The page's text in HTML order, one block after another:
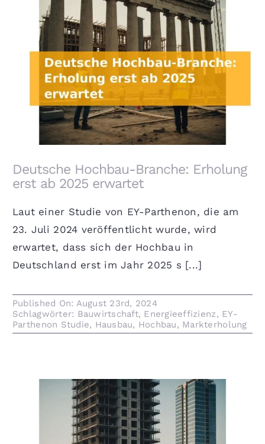
Deutsche Hochbau-Branche: Erholung erst ab
2025 erwartet
Deutsche Hochbau-Branche: Erholung
erst ab 2025 erwartet
Laut einer Studie von EY-Parthenon, die am
23. Juli 2024 veröffentlicht wurde, wird
erwartet, dass sich der Hochbau in
Deutschland erst im Jahr 2025 s [...]
Published On: August 23rd, 2024
Schlagwörter: Bauwirtschaft, Energieeffizienz, EY-
Parthenon Studie, Hausbau, Hochbau, Markterholung